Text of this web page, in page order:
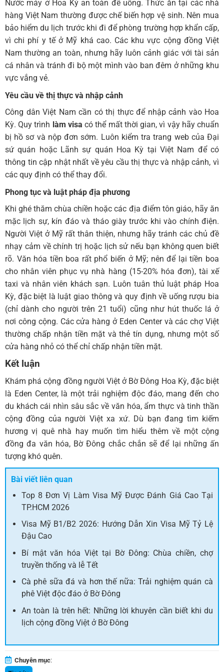
Nước máy ở Hoa Kỳ an toàn để uống. Thức ăn tại các nhà
hàng Việt Nam thường được chế biến hợp vệ sinh. Nên mua
bảo hiểm du lịch trước khi đi để phòng trường hợp khẩn cấp,
vì chi phí y tế ở Mỹ khá cao. Các khu vực cộng đồng Việt
Nam thường an toàn, nhưng hãy luôn cảnh giác với tài sản
cá nhân và tránh đi bộ một mình vào ban đêm ở những khu
vực vắng vẻ.
Yêu cầu về thị thực và nhập cảnh
Công dân Việt Nam cần có thị thực để nhập cảnh vào Hoa
Kỳ. Quy trình làm visa có thể mất thời gian, vì vậy hãy chuẩn
bị hồ sơ và nộp đơn sớm. Luôn kiểm tra trang web của Đại
sứ quán hoặc Lãnh sự quán Hoa Kỳ tại Việt Nam để có
thông tin cập nhật nhất về yêu cầu thị thực và nhập cảnh, vì
các quy định có thể thay đổi.
Phong tục và luật pháp địa phương
Khi ghé thăm chùa chiền hoặc các địa điểm tôn giáo, hãy ăn
mặc lịch sự, kín đáo và tháo giày trước khi vào chính điện.
Người Việt ở Mỹ rất thân thiện, nhưng hãy tránh các chủ đề
nhạy cảm về chính trị hoặc lịch sử nếu bạn không quen biết
rõ. Văn hóa tiền boa rất phổ biến ở Mỹ; nên để lại tiền boa
cho nhân viên phục vụ nhà hàng (15-20% hóa đơn), tài xế
taxi và nhân viên khách sạn. Luôn tuân thủ luật pháp Hoa
Kỳ, đặc biệt là luật giao thông và quy định về uống rượu bia
(chỉ dành cho người trên 21 tuổi) cũng như hút thuốc lá ở
nơi công cộng. Các cửa hàng ở Eden Center và các chợ Việt
thường chấp nhận tiền mặt và thẻ tín dụng, nhưng một số
cửa hàng nhỏ có thể chỉ chấp nhận tiền mặt.
Kết luận
Khám phá cộng đồng người Việt ở Bờ Đông Hoa Kỳ, đặc biệt
là Eden Center, là một trải nghiệm độc đáo, mang đến cho
du khách cái nhìn sâu sắc về văn hóa, ẩm thực và tinh thần
cộng đồng của người Việt xa xứ. Dù bạn đang tìm kiếm
hương vị quê nhà hay muốn tìm hiểu thêm về một cộng
đồng đa văn hóa, Bờ Đông chắc chắn sẽ để lại những ấn
tượng khó quên.
Bài viết liên quan
Top 8 Đơn Vị Làm Visa Mỹ Được Đánh Giá Cao Tại
TP.HCM 2026
Visa Mỹ B1/B2 2026: Hướng Dẫn Xin Visa Mỹ Tỷ Lệ
Đậu Cao
Bí mật văn hóa Việt tại Bờ Đông: Chùa chiền, chợ
truyền thống và lễ Tết
Cà phê sữa đá và hơn thế nữa: Trải nghiệm quán cà
phê Việt độc đáo ở Bờ Đông
An toàn là trên hết: Những lời khuyên cần biết khi du
lịch cộng đồng Việt ở Bờ Đông
Chuyên mục: